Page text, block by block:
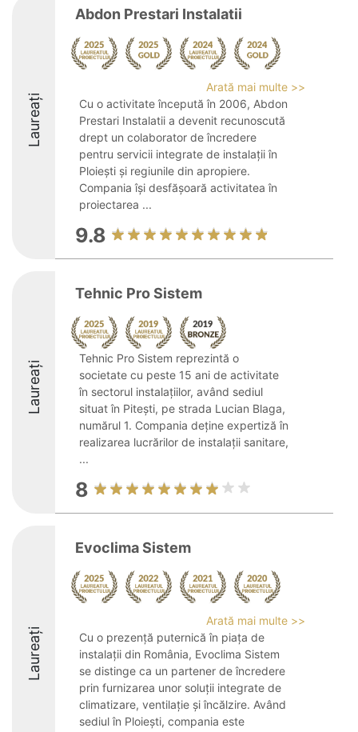
Laureați
Abdon Prestari Instalatii
Arată mai multe >>
Cu o activitate începută în 2006, Abdon
Prestari Instalatii a devenit recunoscută
drept un colaborator de încredere
pentru servicii integrate de instalații în
Ploiești și regiunile din apropiere.
Compania își desfășoară activitatea în
proiectarea ...
9.8
Laureați
Tehnic Pro Sistem
Tehnic Pro Sistem reprezintă o
societate cu peste 15 ani de activitate
în sectorul instalațiilor, având sediul
situat în Pitești, pe strada Lucian Blaga,
numărul 1. Compania deține expertiză în
realizarea lucrărilor de instalații sanitare,
...
8
Laureați
Evoclima Sistem
Arată mai multe >>
Cu o prezență puternică în piața de
instalații din România, Evoclima Sistem
se distinge ca un partener de încredere
prin furnizarea unor soluții integrate de
climatizare, ventilație și încălzire. Având
sediul în Ploiești, compania este